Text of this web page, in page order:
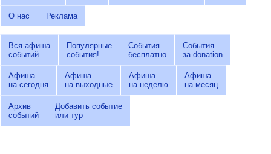
О нас Реклама
Вся афиша
событий
Популярные
события!
События
бесплатно
События
за donation
Афиша
на сегодня
Афиша
на выходные
Афиша
на неделю
Афиша
на месяц
Архив
событий
Добавить событие
или тур